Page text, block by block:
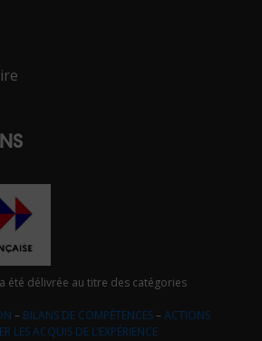
été délivrée au titre des catégories
– BILANS DE COMPÉTENCES–ACTIONS
LES ACQUIS DE L’EXPÉRIENCE